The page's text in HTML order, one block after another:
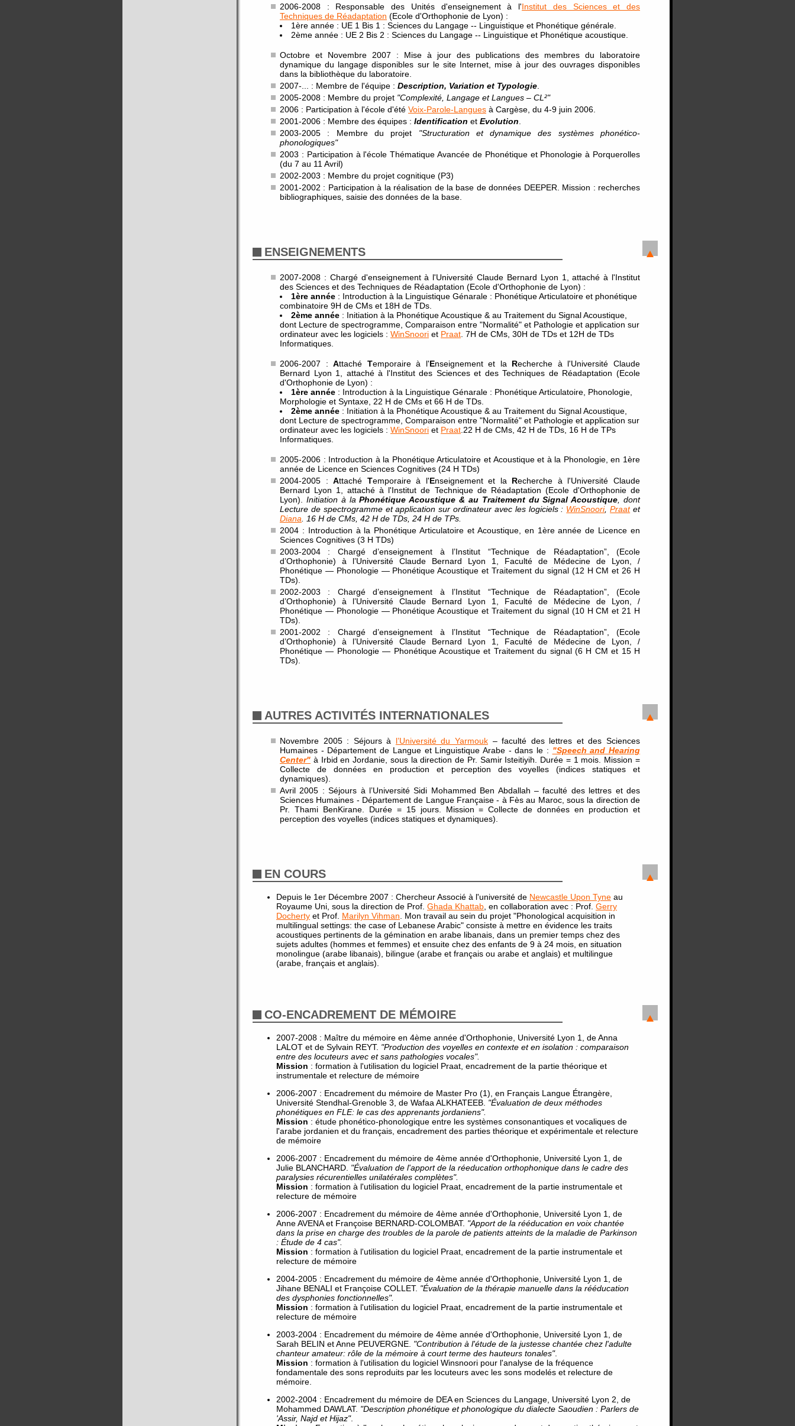
2006-2008 : Responsable des Unités d'enseignement à l'Institut des Sciences et des
Techniques de Réadaptation (Ecole d'Orthophonie de Lyon) :
1ère année : UE 1 Bis 1 : Sciences du Langage -- Linguistique et Phonétique générale.
2ème année : UE 2 Bis 2 : Sciences du Langage -- Linguistique et Phonétique acoustique.
Octobre et Novembre 2007 : Mise à jour des publications des membres du laboratoire
dynamique du langage disponibles sur le site Internet, mise à jour des ouvrages disponibles
dans la bibliothèque du laboratoire.
2007-... : Membre de l'équipe : Description, Variation et Typologie
2005-2008 : Membre du projet "Complexité, Langage et Langues – CL²"
2006 : Participation à l'école d'été Voix-Parole-Langues à Cargèse, du 4-9 juin 2006.
2001-2006 : Membre des équipes : Identification et Evolution
2003-2005 : Membre du projet "Structuration et dynamique des systèmes phonético-
phonologiques"
2003 : Participation à l'école Thématique Avancée de Phonétique et Phonologie à Porquerolles
(du 7 au 11 Avril)
2002-2003 : Membre du projet cognitique (P3)
2001-2002 : Participation à la réalisation de la base de données DEEPER. Mission : recherches
bibliographiques, saisie des données de la base.
ENSEIGNEMENTS
2007-2008 : Chargé d'enseignement à l'Université Claude Bernard Lyon 1, attaché à l'Institut
des Sciences et des Techniques de Réadaptation (Ecole d'Orthophonie de Lyon) :
1ère année : Introduction à la Linguistique Génarale : Phonétique Articulatoire et phonétique
combinatoire 9H de CMs et 18H de TDs.
2ème année : Initiation à la Phonétique Acoustique & au Traitement du Signal Acoustique,
dont Lecture de spectrogramme, Comparaison entre "Normalité" et Pathologie et application sur
ordinateur avec les logiciels : WinSnoori et Praat . 7H de CMs, 30H de TDs et 12H de TDs
Informatiques.
2006-2007 :Attaché Temporaire à l'Enseignement et la Recherche à l'Université Claude
Bernard Lyon 1, attaché à l'Institut des Sciences et des Techniques de Réadaptation (Ecole
d'Orthophonie de Lyon) :
1ère année : Introduction à la Linguistique Génarale : Phonétique Articulatoire, Phonologie,
Morphologie et Syntaxe, 22 H de CMs et 66 H de TDs.
2ème année : Initiation à la Phonétique Acoustique & au Traitement du Signal Acoustique,
dont Lecture de spectrogramme, Comparaison entre "Normalité" et Pathologie et application sur
ordinateur avec les logiciels : WinSnoori et Praat .22 H de CMs, 42 H de TDs, 16 H de TPs
Informatiques.
2005-2006 : Introduction à la Phonétique Articulatoire et Acoustique et à la Phonologie, en 1ère
année de Licence en Sciences Cognitives (24 H TDs)
2004-2005 :Attaché Temporaire à l'Enseignement et la Recherche à l'Université Claude
Bernard Lyon 1, attaché à l'Institut de Technique de Réadaptation (Ecole d'Orthophonie de
Lyon). Initiation à laPhonétique Acoustique & au Traitement du Signal Acoustique , dont
Lecture de spectrogramme et application sur ordinateur avec les logiciels : WinSnoori,Praatet
Diana . 16 H de CMs, 42 H de TDs, 24 H de TPs.
2004 : Introduction à la Phonétique Articulatoire et Acoustique, en 1ère année de Licence en
Sciences Cognitives (3 H TDs)
2003-2004 : Chargé d’enseignement à l’Institut “Technique de Réadaptation”, (Ecole
d’Orthophonie) à l’Université Claude Bernard Lyon 1, Faculté de Médecine de Lyon, /
Phonétique — Phonologie — Phonétique Acoustique et Traitement du signal (12 H CM et 26 H
TDs).
2002-2003 : Chargé d’enseignement à l’Institut “Technique de Réadaptation”, (Ecole
d’Orthophonie) à l’Université Claude Bernard Lyon 1, Faculté de Médecine de Lyon, /
Phonétique — Phonologie — Phonétique Acoustique et Traitement du signal (10 H CM et 21 H
TDs).
2001-2002 : Chargé d’enseignement à l’Institut “Technique de Réadaptation”, (Ecole
d’Orthophonie) à l’Université Claude Bernard Lyon 1, Faculté de Médecine de Lyon, /
Phonétique — Phonologie — Phonétique Acoustique et Traitement du signal (6 H CM et 15 H
TDs).
AUTRES ACTIVITÉS INTERNATIONALES
Novembre 2005 : Séjours à l’Université du Yarmouk – faculté des lettres et des Sciences
Humaines - Département de Langue et Linguistique Arabe - dans le : "Speech and Hearing
Center" à Irbid en Jordanie, sous la direction de Pr. Samir Isteitiyih. Durée = 1 mois. Mission =
Collecte de données en production et perception des voyelles (indices statiques et
dynamiques).
Avril 2005 : Séjours à l’Université Sidi Mohammed Ben Abdallah – faculté des lettres et des
Sciences Humaines - Département de Langue Française - à Fès au Maroc, sous la direction de
Pr. Thami BenKirane. Durée = 15 jours. Mission = Collecte de données en production et
perception des voyelles (indices statiques et dynamiques).
EN COURS
Depuis le 1er Décembre 2007 : Chercheur Associé à l'université de Newcastle Upon Tyne au
Royaume Uni, sous la direction de Prof. Ghada Khattab , en collaboration avec : Prof. Gerry
Docherty et Prof. Marilyn Vihman . Mon travail au sein du projet "Phonological acquisition in
multilingual settings: the case of Lebanese Arabic" consiste à mettre en évidence les traits
acoustiques pertinents de la gémination en arabe libanais, dans un premier temps chez des
sujets adultes (hommes et femmes) et ensuite chez des enfants de 9 à 24 mois, en situation
monolingue (arabe libanais), bilingue (arabe et français ou arabe et anglais) et multilingue
(arabe, français et anglais).
CO-ENCADREMENT DE MÉMOIRE
2007-2008 : Maître du mémoire en 4ème année d'Orthophonie, Université Lyon 1, de Anna
LALOT et de Sylvain REYT. "Production des voyelles en contexte et en isolation : comparaison
entre des locuteurs avec et sans pathologies vocales".
Mission : formation à l'utilisation du logiciel Praat, encadrement de la partie théorique et
instrumentale et relecture de mémoire
2006-2007 : Encadrement du mémoire de Master Pro (1), en Français Langue Étrangère,
Université Stendhal-Grenoble 3, de Wafaa ALKHATEEB. "Évaluation de deux méthodes
phonétiques en FLE: le cas des apprenants jordaniens".
Mission : étude phonético-phonologique entre les systèmes consonantiques et vocaliques de
l'arabe jordanien et du français, encadrement des parties théorique et expérimentale et relecture
de mémoire
2006-2007 : Encadrement du mémoire de 4ème année d'Orthophonie, Université Lyon 1, de
Julie BLANCHARD. "Évaluation de l'apport de la réeducation orthophonique dans le cadre des
paralysies récurentielles unilatérales complètes".
Mission : formation à l'utilisation du logiciel Praat, encadrement de la partie instrumentale et
relecture de mémoire
2006-2007 : Encadrement du mémoire de 4ème année d'Orthophonie, Université Lyon 1, de
Anne AVENA et Françoise BERNARD-COLOMBAT. "Apport de la rééducation en voix chantée
dans la prise en charge des troubles de la parole de patients atteints de la maladie de Parkinson
: Étude de 4 cas".
Mission : formation à l'utilisation du logiciel Praat, encadrement de la partie instrumentale et
relecture de mémoire
2004-2005 : Encadrement du mémoire de 4ème année d'Orthophonie, Université Lyon 1, de
Jihane BENALI et Françoise COLLET. "Évaluation de la thérapie manuelle dans la rééducation
des dysphonies fonctionnelles".
Mission : formation à l'utilisation du logiciel Praat, encadrement de la partie instrumentale et
relecture de mémoire
2003-2004 : Encadrement du mémoire de 4ème année d'Orthophonie, Université Lyon 1, de
Sarah BELIN et Anne PEUVERGNE. "Contribution à l'étude de la justesse chantée chez l'adulte
chanteur amateur: rôle de la mémoire à court terme des hauteurs tonales".
Mission : formation à l'utilisation du logiciel Winsnoori pour l'analyse de la fréquence
fondamentale des sons reproduits par les locuteurs avec les sons modelés et relecture de
mémoire.
2002-2004 : Encadrement du mémoire de DEA en Sciences du Langage, Université Lyon 2, de
Mohammed DAWLAT. "Description phonétique et phonologique du dialecte Saoudien : Parlers de
'Assir, Najd et Hijaz".